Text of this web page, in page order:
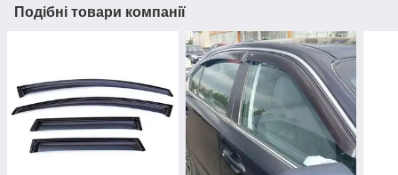
Подібні товари компанії